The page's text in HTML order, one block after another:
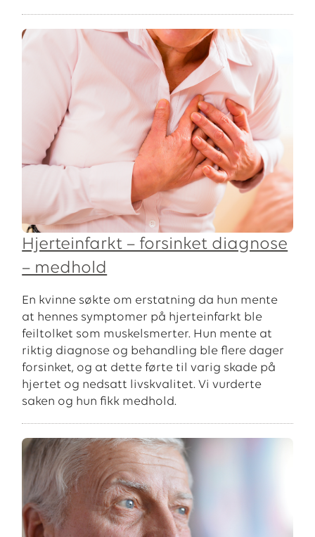
Hjerteinfarkt – forsinket diagnose
– medhold
En kvinne søkte om erstatning da hun mente
at hennes symptomer på hjerteinfarkt ble
feiltolket som muskelsmerter. Hun mente at
riktig diagnose og behandling ble flere dager
forsinket, og at dette førte til varig skade på
hjertet og nedsatt livskvalitet. Vi vurderte
saken og hun fikk medhold.